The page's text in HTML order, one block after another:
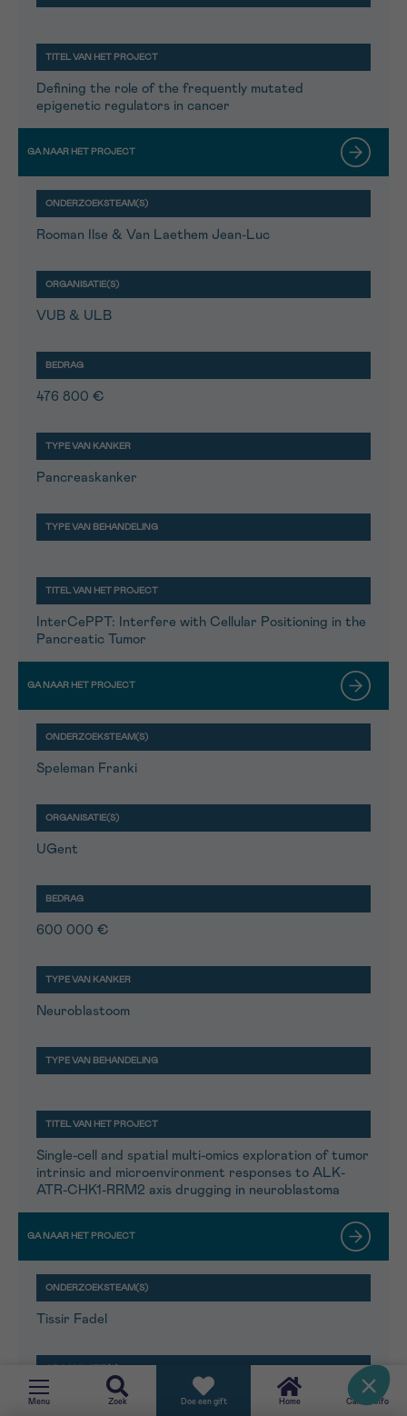
Menu Zoek Doe een gift Home CancerInfo
Defining the role of the frequently mutated
epigenetic regulators in cancer
Rooman Ilse & Van Laethem Jean-Luc
VUB & ULB
476 800 €
Pancreaskanker
InterCePPT: Interfere with Cellular Positioning in the
Pancreatic Tumor
Speleman Franki
UGent
600 000 €
Neuroblastoom
Single-cell and spatial multi-omics exploration of tumor
intrinsic and microenvironment responses to ALK-
ATR-CHK1-RRM2 axis drugging in neuroblastoma
Tissir Fadel
UCLouvain